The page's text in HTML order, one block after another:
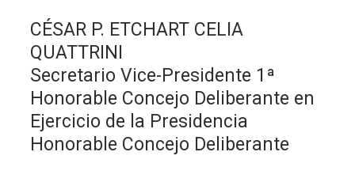
CÉSAR P. ETCHART CELIA
QUATTRINI
Secretario Vice-Presidente 1ª
Honorable Concejo Deliberante en
Ejercicio de la Presidencia
Honorable Concejo Deliberante